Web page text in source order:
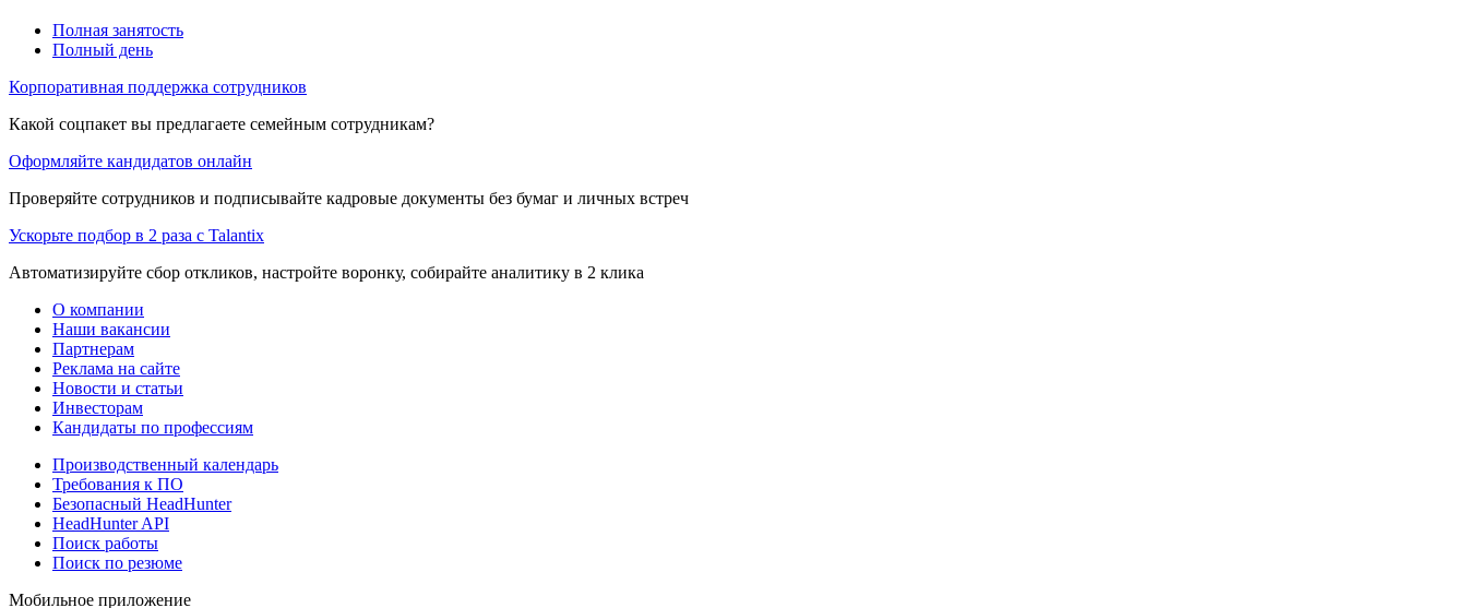
Полная занятость
Полный день
Корпоративная поддержка сотрудников
Какой соцпакет вы предлагаете семейным сотрудникам?
Оформляйте кандидатов онлайн
Проверяйте сотрудников и подписывайте кадровые документы без бумаг и личных встреч
Ускорьте подбор в 2 раза с Talantix
Автоматизируйте сбор откликов, настройте воронку, собирайте аналитику в 2 клика
О компании
Наши вакансии
Партнерам
Реклама на сайте
Новости и статьи
Инвесторам
Кандидаты по профессиям
Производственный календарь
Требования к ПО
Безопасный HeadHunter
HeadHunter API
Поиск работы
Поиск по резюме
Мобильное приложение